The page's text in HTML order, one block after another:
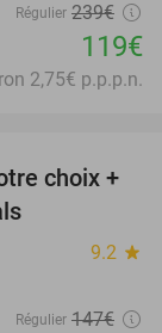
Régulier 239€
119€
2,75€ p.p.p.n.
43%
choix +
9.2 star
Régulier 147€